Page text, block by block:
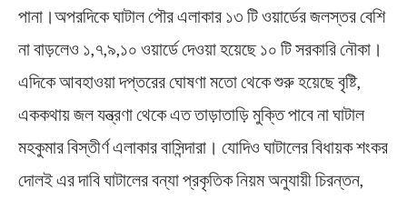
পানা।অপরদিকে ঘাটাল পৌর এলাকার ১৩ টি ওয়ার্ডের জলস্তর বেশি
না বাড়লেও ১,৭,৯,১০ ওয়ার্ডে দেওয়া হয়েছে ১০ টি সরকারি নৌকা।
এদিকে আবহাওয়া দপ্তরের ঘোষণা মতো থেকে শুরু হয়েছে বৃষ্টি,
এককথায় জল যন্ত্রণা থেকে এত তাড়াতাড়ি মুক্তি পাবে না ঘাটাল
মহকুমার বিস্তীর্ণ এলাকার বাসিন্দারা। যোদিও ঘাটালের বিধায়ক শংকর
দোলই এর দাবি ঘাটালের বন্যা প্রকৃতিক নিয়ম অনুযায়ী চিরন্তন,